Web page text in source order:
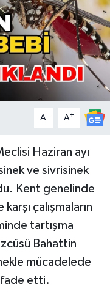
A- A+
Haziran ayı
ve sivrisinek
Kent genelinde
çalışmaların
tartışma
Bahattin
mücadelede
ifade etti.